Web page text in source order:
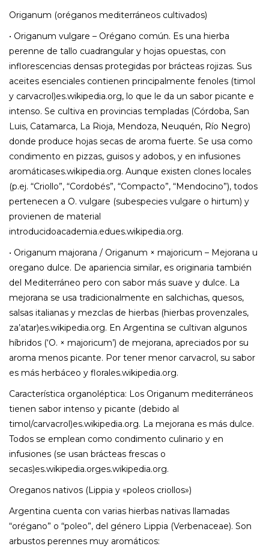
Origanum (oréganos mediterráneos cultivados)
• Origanum vulgare – Orégano común. Es una hierba
perenne de tallo cuadrangular y hojas opuestas, con
inflorescencias densas protegidas por brácteas rojizas. Sus
aceites esenciales contienen principalmente fenoles (timol
y carvacrol)es.wikipedia.org, lo que le da un sabor picante e
intenso. Se cultiva en provincias templadas (Córdoba, San
Luis, Catamarca, La Rioja, Mendoza, Neuquén, Río Negro)
donde produce hojas secas de aroma fuerte. Se usa como
condimento en pizzas, guisos y adobos, y en infusiones
aromáticases.wikipedia.org. Aunque existen clones locales
(p.ej. “Criollo”, “Cordobés”, “Compacto”, “Mendocino”), todos
pertenecen a O. vulgare (subespecies vulgare o hirtum) y
provienen de material
introducidoacademia.edues.wikipedia.org.
• Origanum majorana / Origanum × majoricum – Mejorana u
oregano dulce. De apariencia similar, es originaria también
del Mediterráneo pero con sabor más suave y dulce. La
mejorana se usa tradicionalmente en salchichas, quesos,
salsas italianas y mezclas de hierbas (hierbas provenzales,
za’atar)es.wikipedia.org. En Argentina se cultivan algunos
híbridos (‘O. × majoricum’) de mejorana, apreciados por su
aroma menos picante. Por tener menor carvacrol, su sabor
es más herbáceo y florales.wikipedia.org.
Característica organoléptica: Los Origanum mediterráneos
tienen sabor intenso y picante (debido al
timol/carvacrol)es.wikipedia.org. La mejorana es más dulce.
Todos se emplean como condimento culinario y en
infusiones (se usan brácteas frescas o
secas)es.wikipedia.orges.wikipedia.org.
Oreganos nativos (Lippia y «poleos criollos»)
Argentina cuenta con varias hierbas nativas llamadas
“orégano” o “poleo”, del género Lippia (Verbenaceae). Son
arbustos perennes muy aromáticos: